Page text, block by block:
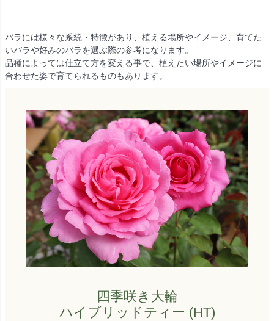
バラには様々な系統・特徴があり、植える場所やイメージ、育てた
いバラや好みのバラを選ぶ際の参考になります。
品種によっては仕立て方を変える事で、植えたい場所やイメージに
合わせた姿で育てられるものもあります。
四季咲き大輪
ハイブリッドティー (HT)